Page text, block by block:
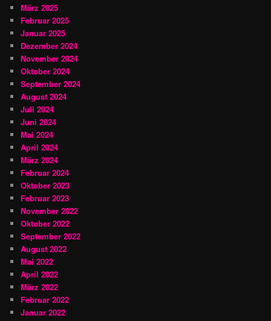
März 2025
Februar 2025
Januar 2025
Dezember 2024
November 2024
Oktober 2024
September 2024
August 2024
Juli 2024
Juni 2024
Mai 2024
April 2024
März 2024
Februar 2024
Oktober 2023
Februar 2023
November 2022
Oktober 2022
September 2022
August 2022
Mai 2022
April 2022
März 2022
Februar 2022
Januar 2022